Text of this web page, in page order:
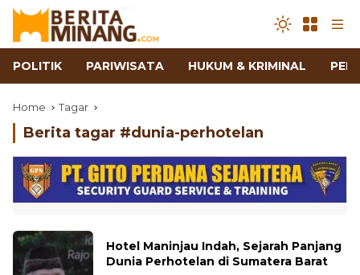
POLITIK PARIWISATA HUKUM & KRIMINAL
Home Tagar
Berita tagar #dunia-perhotelan
Hotel Maninjau Indah, Sejarah Panjang
Dunia Perhotelan di Sumatera Barat